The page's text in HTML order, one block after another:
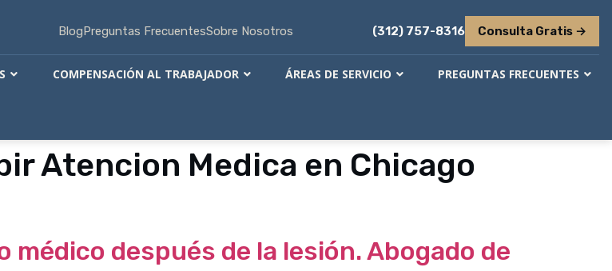
BlogPreguntas FrecuentesSobre Nosotros (312) 757-8316 Consulta Gratis →
COMPENSACIÓN AL TRABAJADOR ÁREAS DE SERVICIO PREGUNTAS FRECUENTES
Atencion Medica en Chicago
después de la lesión. Abogado de